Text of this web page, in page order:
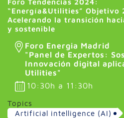
Foro Tendencias 2024:
“Energía&Utilities” Objetivo
Acelerando la transición
y sostenible
Foro Energia Madrid
"Panel de Expertos:
Innovación digital
Utilities"
10:30h a 11:30h
Topics
Artificial intelligence (AI)